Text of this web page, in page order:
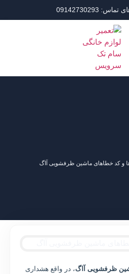
09142730293
ها و کد خطاهای ماشین ظرفشویی آاگ
ظرفشویی آاگ، در واقع هشداری